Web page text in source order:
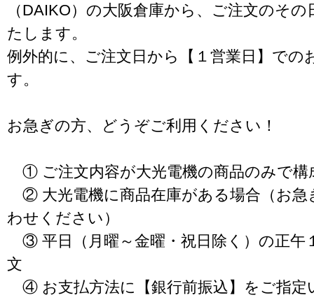
（DAIKO）の大阪倉庫から、ご注文のそ
たします。
例外的に、ご注文日から【１営業日】での
す。
お急ぎの方、どうぞご利用ください！
① ご注文内容が大光電機の商品のみで構
② 大光電機に商品在庫がある場合（お急
わせください）
③ 平日（月曜～金曜・祝日除く）の正午
文
④ お支払方法に【銀行前振込】をご指定